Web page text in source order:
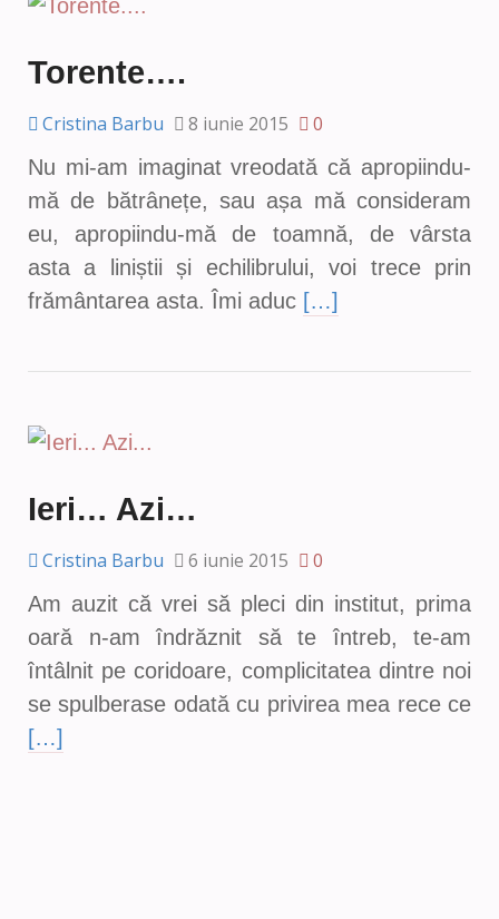
Torente….
Cristina Barbu 8 iunie 2015
0
Nu mi-am imaginat vreodată că apropiindu-
mă de bătrânețe, sau așa mă consideram
eu, apropiindu-mă de toamnă, de vârsta
asta a liniștii și echilibrului, voi trece prin
frământarea asta. Îmi aduc […]
Ieri… Azi…
Cristina Barbu 6 iunie 2015
0
Am auzit că vrei să pleci din institut, prima
oară n-am îndrăznit să te întreb, te-am
întâlnit pe coridoare, complicitatea dintre noi
se spulberase odată cu privirea mea rece ce
[…]